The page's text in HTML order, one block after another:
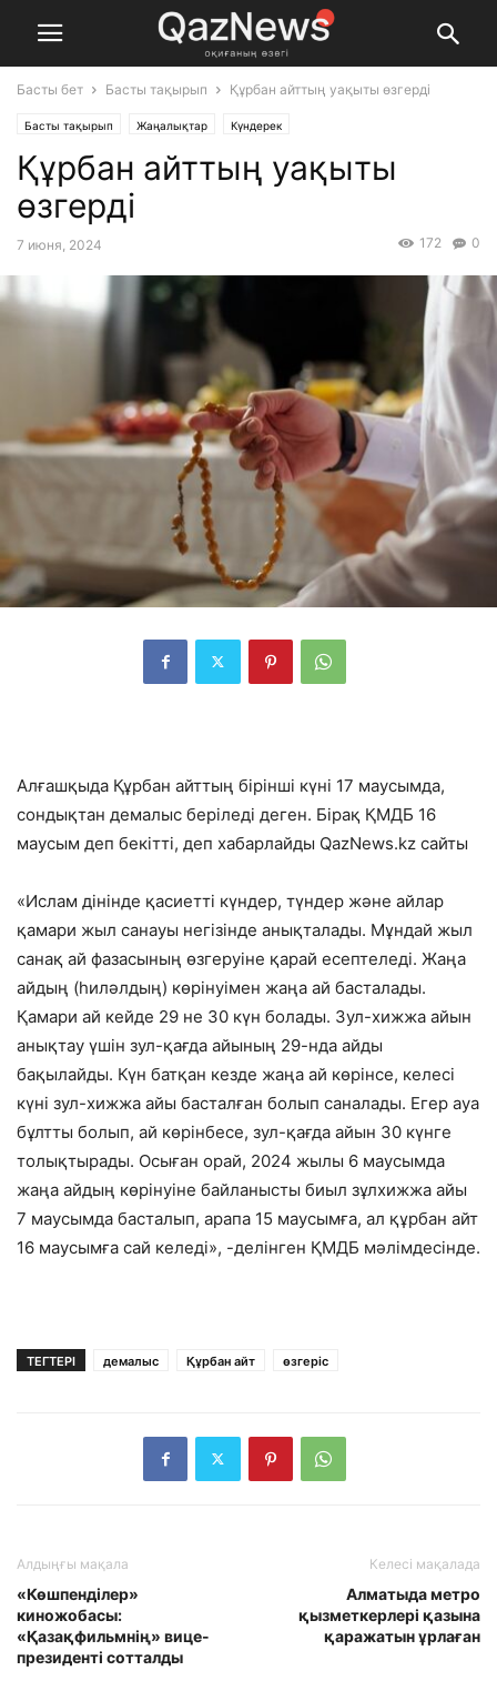
Басты бет Басты тақырып Құрбан айттың уақыты өзгерді
Басты тақырып Жаңалықтар Күндерек
Құрбан айттың уақыты
өзгерді
7 июня, 2024 0
172
Алғашқыда Құрбан айттың бірінші күні 17 маусымда,
сондықтан демалыс беріледі деген. Бірақ ҚМДБ 16
маусым деп бекітті, деп хабарлайды QazNews.kz сайты
«Ислам дінінде қасиетті күндер, түндер және айлар
қамари жыл санауы негізінде анықталады. Мұндай жыл
санақ ай фазасының өзгеруіне қарай есептеледі. Жаңа
айдың (һиләлдың) көрінуімен жаңа ай басталады.
Қамари ай кейде 29 не 30 күн болады. Зул-хижжа айын
анықтау үшін зул-қағда айының 29-нда айды
бақылайды. Күн батқан кезде жаңа ай көрінсе, келесі
күні зул-хижжа айы басталған болып саналады. Егер ауа
бұлтты болып, ай көрінбесе, зул-қағда айын 30 күнге
толықтырады. Осыған орай, 2024 жылы 6 маусымда
жаңа айдың көрінуіне байланысты биыл зұлхижжа айы
7 маусымда басталып, арапа 15 маусымға, ал құрбан айт
16 маусымға сай келеді», -делінген ҚМДБ мәлімдесінде.
ТЕГТЕРІ демалыс Құрбан айт өзгеріс
Алдыңғы мақала
«Көшпенділер»
киножобасы:
«Қазақфильмнің» вице-
президенті сотталды
Келесі мақалада
Алматыда метро
қызметкерлері қазына
қаражатын ұрлаған